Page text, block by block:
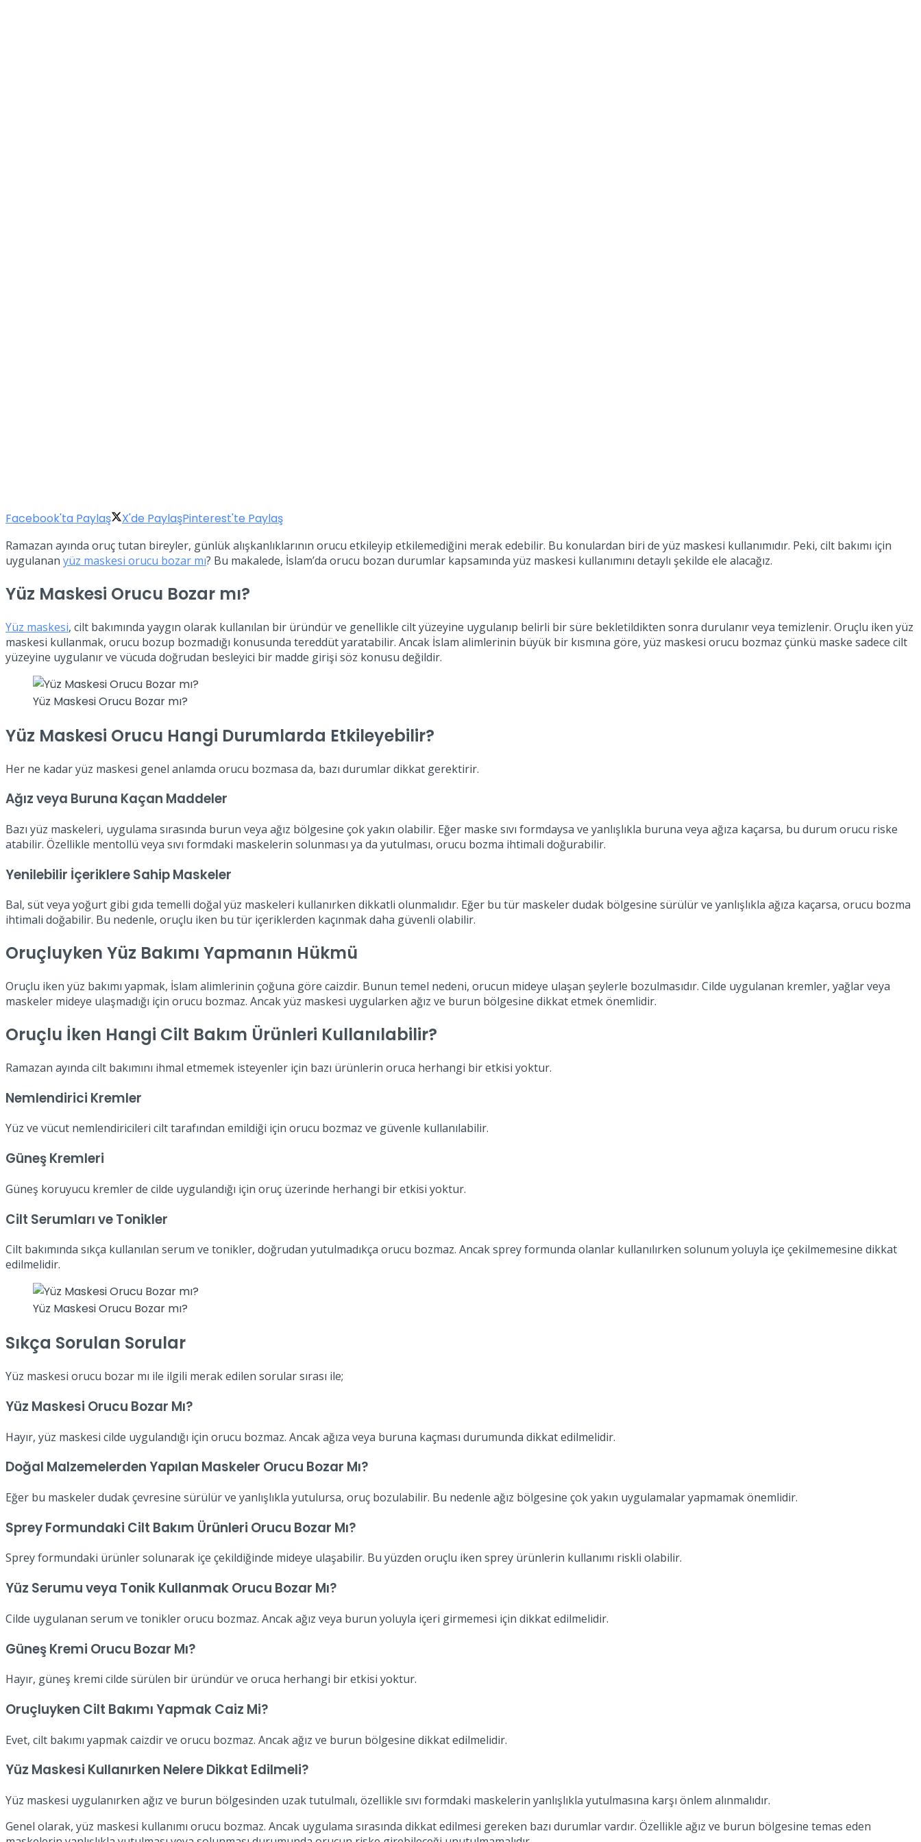
Facebook'ta Paylaş X'de PaylaşPinterest'te Paylaş
Ramazan ayında oruç tutan bireyler, günlük alışkanlıklarının orucu etkileyip etkilemediğini merak edebilir. Bu konulardan biri de yüz maskesi kullanımıdır. Peki, cilt bakımı için
uygulanan yüz maskesi orucu bozar mı? Bu makalede, İslam’da orucu bozan durumlar kapsamında yüz maskesi kullanımını detaylı şekilde ele alacağız.
Yüz Maskesi Orucu Bozar mı?
Yüz maskesi, cilt bakımında yaygın olarak kullanılan bir üründür ve genellikle cilt yüzeyine uygulanıp belirli bir süre bekletildikten sonra durulanır veya temizlenir. Oruçlu iken yüz
maskesi kullanmak, orucu bozup bozmadığı konusunda tereddüt yaratabilir. Ancak İslam alimlerinin büyük bir kısmına göre, yüz maskesi orucu bozmaz çünkü maske sadece cilt
yüzeyine uygulanır ve vücuda doğrudan besleyici bir madde girişi söz konusu değildir.
Yüz Maskesi Orucu Bozar mı?
Yüz Maskesi Orucu Hangi Durumlarda Etkileyebilir?
Her ne kadar yüz maskesi genel anlamda orucu bozmasa da, bazı durumlar dikkat gerektirir.
Ağız veya Buruna Kaçan Maddeler
Bazı yüz maskeleri, uygulama sırasında burun veya ağız bölgesine çok yakın olabilir. Eğer maske sıvı formdaysa ve yanlışlıkla buruna veya ağıza kaçarsa, bu durum orucu riske
atabilir. Özellikle mentollü veya sıvı formdaki maskelerin solunması ya da yutulması, orucu bozma ihtimali doğurabilir.
Yenilebilir İçeriklere Sahip Maskeler
Bal, süt veya yoğurt gibi gıda temelli doğal yüz maskeleri kullanırken dikkatli olunmalıdır. Eğer bu tür maskeler dudak bölgesine sürülür ve yanlışlıkla ağıza kaçarsa, orucu bozma
ihtimali doğabilir. Bu nedenle, oruçlu iken bu tür içeriklerden kaçınmak daha güvenli olabilir.
Oruçluyken Yüz Bakımı Yapmanın Hükmü
Oruçlu iken yüz bakımı yapmak, İslam alimlerinin çoğuna göre caizdir. Bunun temel nedeni, orucun mideye ulaşan şeylerle bozulmasıdır. Cilde uygulanan kremler, yağlar veya
maskeler mideye ulaşmadığı için orucu bozmaz. Ancak yüz maskesi uygularken ağız ve burun bölgesine dikkat etmek önemlidir.
Oruçlu İken Hangi Cilt Bakım Ürünleri Kullanılabilir?
Ramazan ayında cilt bakımını ihmal etmemek isteyenler için bazı ürünlerin oruca herhangi bir etkisi yoktur.
Nemlendirici Kremler
Yüz ve vücut nemlendiricileri cilt tarafından emildiği için orucu bozmaz ve güvenle kullanılabilir.
Güneş Kremleri
Güneş koruyucu kremler de cilde uygulandığı için oruç üzerinde herhangi bir etkisi yoktur.
Cilt Serumları ve Tonikler
Cilt bakımında sıkça kullanılan serum ve tonikler, doğrudan yutulmadıkça orucu bozmaz. Ancak sprey formunda olanlar kullanılırken solunum yoluyla içe çekilmemesine dikkat
edilmelidir.
Yüz Maskesi Orucu Bozar mı?
Sıkça Sorulan Sorular
Yüz maskesi orucu bozar mı ile ilgili merak edilen sorular sırası ile;
Yüz Maskesi Orucu Bozar Mı?
Hayır, yüz maskesi cilde uygulandığı için orucu bozmaz. Ancak ağıza veya buruna kaçması durumunda dikkat edilmelidir.
Doğal Malzemelerden Yapılan Maskeler Orucu Bozar Mı?
Eğer bu maskeler dudak çevresine sürülür ve yanlışlıkla yutulursa, oruç bozulabilir. Bu nedenle ağız bölgesine çok yakın uygulamalar yapmamak önemlidir.
Sprey Formundaki Cilt Bakım Ürünleri Orucu Bozar Mı?
Sprey formundaki ürünler solunarak içe çekildiğinde mideye ulaşabilir. Bu yüzden oruçlu iken sprey ürünlerin kullanımı riskli olabilir.
Yüz Serumu veya Tonik Kullanmak Orucu Bozar Mı?
Cilde uygulanan serum ve tonikler orucu bozmaz. Ancak ağız veya burun yoluyla içeri girmemesi için dikkat edilmelidir.
Güneş Kremi Orucu Bozar Mı?
Hayır, güneş kremi cilde sürülen bir üründür ve oruca herhangi bir etkisi yoktur.
Oruçluyken Cilt Bakımı Yapmak Caiz Mi?
Evet, cilt bakımı yapmak caizdir ve orucu bozmaz. Ancak ağız ve burun bölgesine dikkat edilmelidir.
Yüz Maskesi Kullanırken Nelere Dikkat Edilmeli?
Yüz maskesi uygulanırken ağız ve burun bölgesinden uzak tutulmalı, özellikle sıvı formdaki maskelerin yanlışlıkla yutulmasına karşı önlem alınmalıdır.
Genel olarak, yüz maskesi kullanımı orucu bozmaz. Ancak uygulama sırasında dikkat edilmesi gereken bazı durumlar vardır. Özellikle ağız ve burun bölgesine temas eden